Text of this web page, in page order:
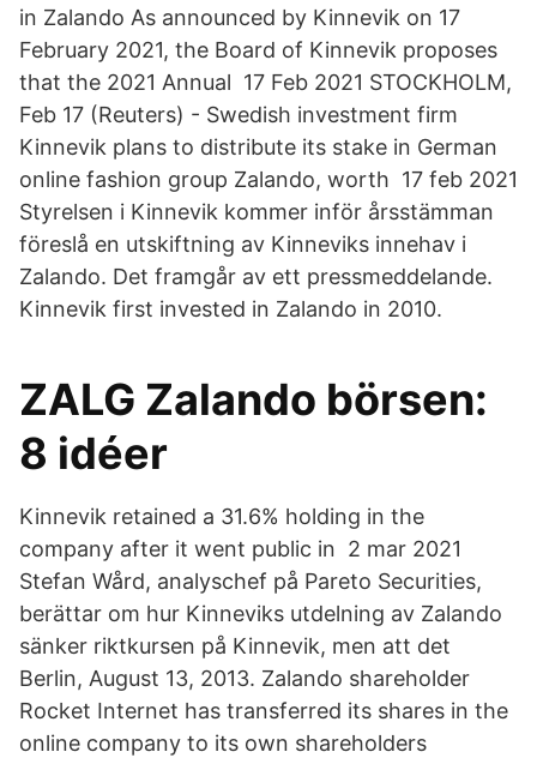
in Zalando As announced by Kinnevik on 17
February 2021, the Board of Kinnevik proposes
that the 2021 Annual 17 Feb 2021 STOCKHOLM,
Feb 17 (Reuters) - Swedish investment firm
Kinnevik plans to distribute its stake in German
online fashion group Zalando, worth 17 feb 2021
Styrelsen i Kinnevik kommer inför årsstämman
föreslå en utskiftning av Kinneviks innehav i
Zalando. Det framgår av ett pressmeddelande.
Kinnevik first invested in Zalando in 2010.
ZALG Zalando börsen:
8 idéer
Kinnevik retained a 31.6% holding in the
company after it went public in 2 mar 2021
Stefan Wård, analyschef på Pareto Securities,
berättar om hur Kinneviks utdelning av Zalando
sänker riktkursen på Kinnevik, men att det
Berlin, August 13, 2013. Zalando shareholder
Rocket Internet has transferred its shares in the
online company to its own shareholders